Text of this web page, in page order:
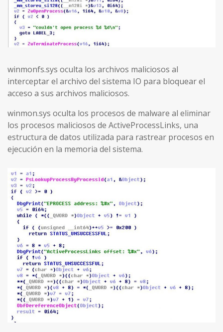
winmonfs.sys oculta los archivos maliciosos al
interceptar el archivo del sistema IO para bloquear el
acceso a sus archivos maliciosos.
winmon.sys oculta los procesos de malware al eliminar
los procesos maliciosos de ActiveProcessLinks, una
estructura de datos utilizada para rastrear procesos en
ejecución en la memoria del sistema.